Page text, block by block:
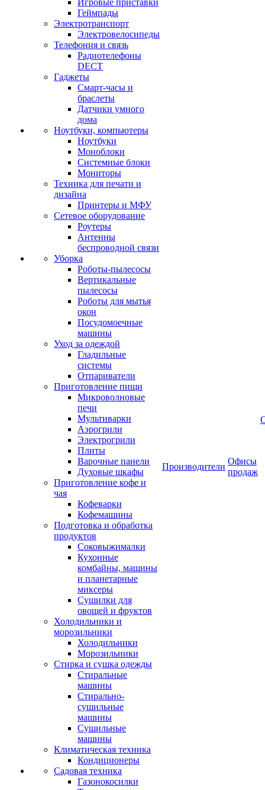
Игровые приставки
Геймпады
Электротранспорт
Электровелосипеды
Телефония и связь
Радиотелефоны
DECT
Гаджеты
Смарт-часы и
браслеты
Датчики умного
дома
Ноутбуки, компьютеры
Ноутбуки
Моноблоки
Системные блоки
Мониторы
Техника для печати и
дизайна
Принтеры и МФУ
Сетевое оборудование
Роутеры
Антенны
беспроводной связи
Уборка
Роботы-пылесосы
Вертикальные
пылесосы
Роботы для мытья
окон
Посудомоечные
машины
Уход за одеждой
Гладильные
системы
Отпариватели
Приготовление пищи
Микроволновые
печи
Мультиварки
Аэрогрили
Электрогрили
Плиты
Варочные панели
Духовые шкафы
Приготовление кофе и
чая
Кофеварки
Кофемашины
Подготовка и обработка
продуктов
Соковыжималки
Кухонные
комбайны, машины
и планетарные
миксеры
Сушилки для
овощей и фруктов
Холодильники и
морозильники
Холодильники
Морозильники
Стирка и сушка одежды
Стиральные
машины
Стирально-
сушильные
машины
Сушильные
машины
Климатическая техника
Кондиционеры
Садовая техника
Газонокосилки
Производители
Офисы
продаж